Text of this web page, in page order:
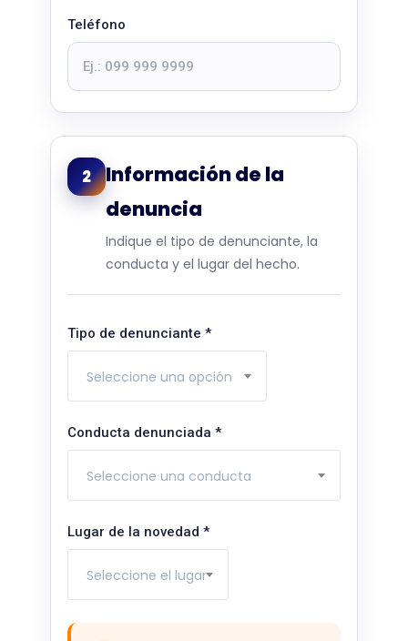
Teléfono
2
Información de la
denuncia
Indique el tipo de denunciante, la
conducta y el lugar del hecho.
Tipo de denunciante *
Seleccione una opción
Conducta denunciada *
Seleccione una conducta
Lugar de la novedad *
Seleccione el lugar